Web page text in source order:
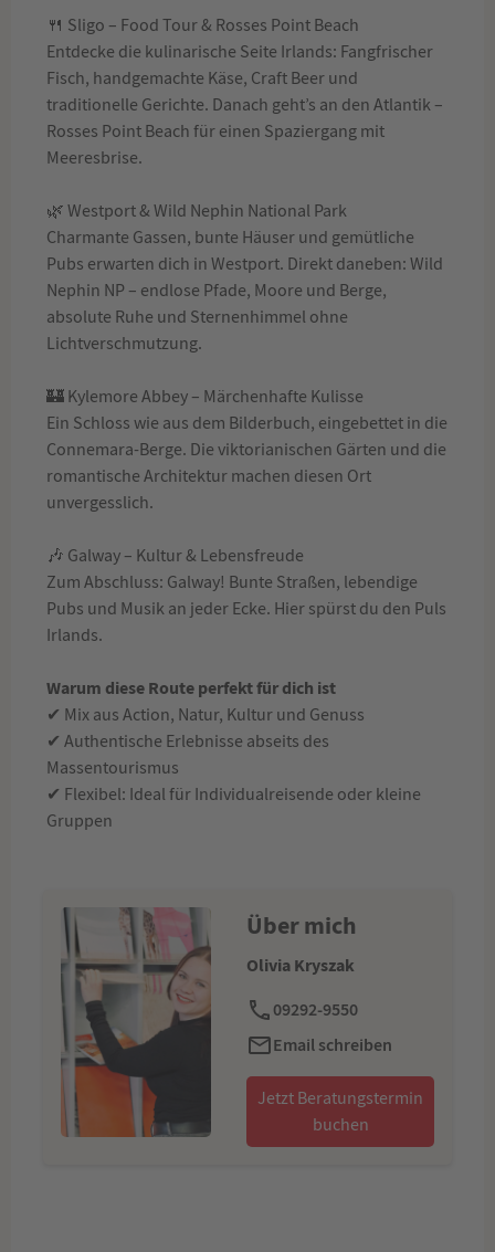
🍴 Sligo – Food Tour & Rosses Point Beach
Entdecke die kulinarische Seite Irlands: Fangfrischer
Fisch, handgemachte Käse, Craft Beer und
traditionelle Gerichte. Danach geht’s an den Atlantik –
Rosses Point Beach für einen Spaziergang mit
Meeresbrise.
🌿 Westport & Wild Nephin National Park
Charmante Gassen, bunte Häuser und gemütliche
Pubs erwarten dich in Westport. Direkt daneben: Wild
Nephin NP – endlose Pfade, Moore und Berge,
absolute Ruhe und Sternenhimmel ohne
Lichtverschmutzung.
🏰 Kylemore Abbey – Märchenhafte Kulisse
Ein Schloss wie aus dem Bilderbuch, eingebettet in die
Connemara-Berge. Die viktorianischen Gärten und die
romantische Architektur machen diesen Ort
unvergesslich.
🎶 Galway – Kultur & Lebensfreude
Zum Abschluss: Galway! Bunte Straßen, lebendige
Pubs und Musik an jeder Ecke. Hier spürst du den Puls
Irlands.
Warum diese Route perfekt für dich ist
✔ Mix aus Action, Natur, Kultur und Genuss
✔ Authentische Erlebnisse abseits des
Massentourismus
✔ Flexibel: Ideal für Individualreisende oder kleine
Gruppen
Über mich
Olivia Kryszak
09292-9550
Email schreiben
Jetzt Beratungstermin
buchen